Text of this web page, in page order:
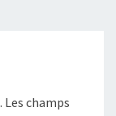
Les champs